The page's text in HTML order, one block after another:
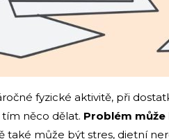
fyzické aktivitě, při
něco dělat. Problém
také může být stres, dietní